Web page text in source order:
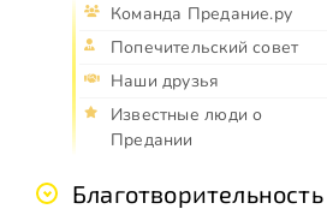
Команда Предание.ру
Попечительский совет
Наши друзья
Известные люди о
Предании
Благотворительность